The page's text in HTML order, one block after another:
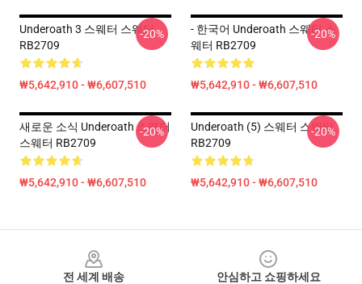
Underoath 3 스웨터 스웨터
RB2709
₩5,642,910 - ₩6,607,510
-20%
- 한국어 Underoath 스웨터 스
웨터 RB2709
₩5,642,910 - ₩6,607,510
-20%
새로운 소식 Underoath 스웨터
스웨터 RB2709
₩5,642,910 - ₩6,607,510
-20%
Underoath (5) 스웨터 스웨터
RB2709
₩5,642,910 - ₩6,607,510
-20%
전 세계 배송
안심하고 쇼핑하세요